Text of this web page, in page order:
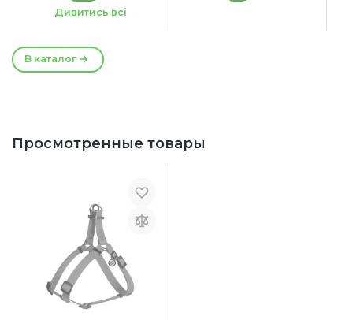
В каталог
Ширина:
20 мм
Дивитись всі
Просмотренные товары